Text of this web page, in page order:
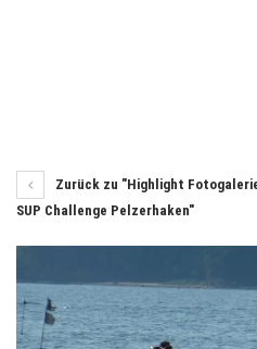
Zurück zu "Highlight
SUP Challenge Pelzerhaken"